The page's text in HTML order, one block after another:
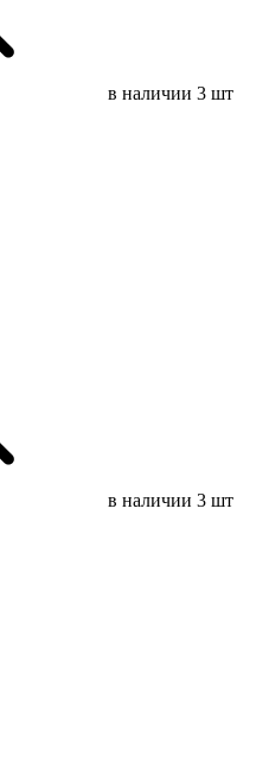
в наличии 3 шт
в наличии 3 шт